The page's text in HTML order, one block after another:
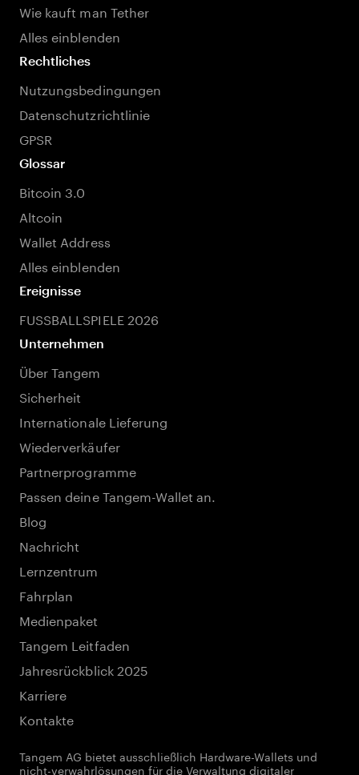
Wie kauft man Tether
Alles einblenden
Rechtliches
Nutzungsbedingungen
Datenschutzrichtlinie
GPSR
Glossar
Bitcoin 3.0
Altcoin
Wallet Address
Alles einblenden
Ereignisse
FUSSBALLSPIELE 2026
Unternehmen
Über Tangem
Sicherheit
Internationale Lieferung
Wiederverkäufer
Partnerprogramme
Passen deine Tangem-Wallet an.
Blog
Nachricht
Lernzentrum
Fahrplan
Medienpaket
Tangem Leitfaden
Jahresrückblick 2025
Karriere
Kontakte
Tangem AG bietet ausschließlich Hardware-Wallets und
nicht-verwahrlösungen für die Verwaltung digitaler